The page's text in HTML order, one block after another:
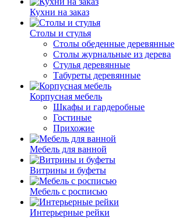
Кухни на заказ
Столы и стулья
Столы обеденные деревянные
Столы журнальные из дерева
Стулья деревянные
Табуреты деревянные
Корпусная мебель
Шкафы и гардеробные
Гостиные
Прихожие
Мебель для ванной
Витрины и буфеты
Мебель с росписью
Интерьерные рейки